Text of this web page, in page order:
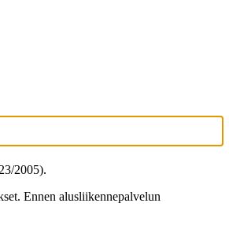
2005).
Ennen alusliikennepalvelun